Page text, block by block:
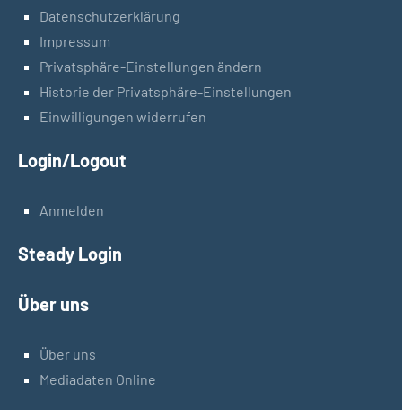
Datenschutzerklärung
Impressum
Privatsphäre-Einstellungen ändern
Historie der Privatsphäre-Einstellungen
Einwilligungen widerrufen
Login/Logout
Anmelden
Steady Login
Über uns
Über uns
Mediadaten Online